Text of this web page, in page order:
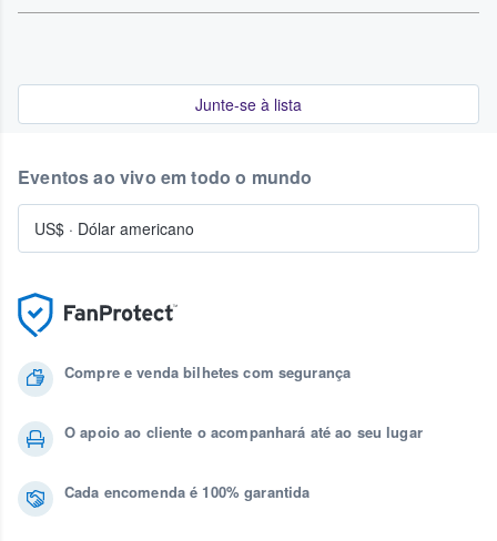
Junte-se à lista
Compre e venda bilhetes com segurança
O apoio ao cliente o acompanhará até ao seu lugar
Cada encomenda é 100% garantida
Eventos ao vivo em todo o mundo
US$ · Dólar americano